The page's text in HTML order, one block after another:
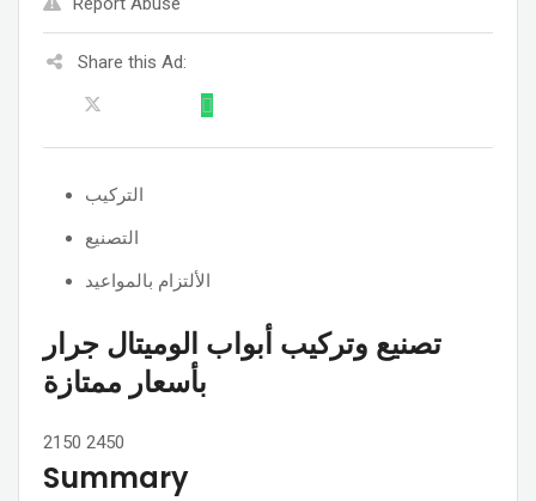
Share this Ad:
التركيب
التصنيع
الألتزام بالمواعيد
تصنيع وتركيب أبواب الوميتال جرار
بأسعار ممتازة
2150 2450
Summary